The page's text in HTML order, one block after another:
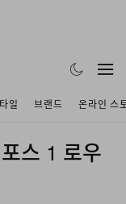
일 브랜드 온라인 스
스 1 로우